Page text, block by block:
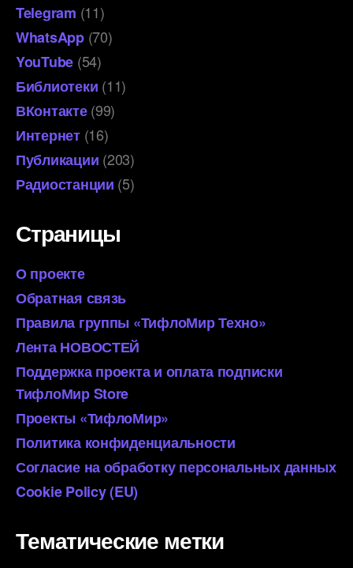
Telegram (11)
WhatsApp(70)
YouTube (54)
Библиотеки (11)
ВКонтакте(99)
Интернет(16)
Публикации (203)
Радиостанции (5)
Страницы
О проекте
Обратная связь
Правила группы «ТифлоМир Техно»
Лента НОВОСТЕЙ
Поддержка проекта и оплата подписки
ТифлоМир Store
Проекты «ТифлоМир»
Политика конфиденциальности
Согласие на обработку персональных данных
Cookie Policy (EU)
Тематические метки